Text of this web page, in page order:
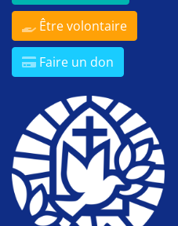
Être volontaire
Faire un don